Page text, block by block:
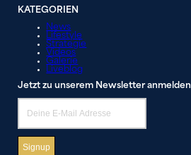
KATEGORIEN
News
Lifestyle
Strategie
Videos
Galerie
Liveblog
Jetzt zu unserem Newsletter anmelden
Signup